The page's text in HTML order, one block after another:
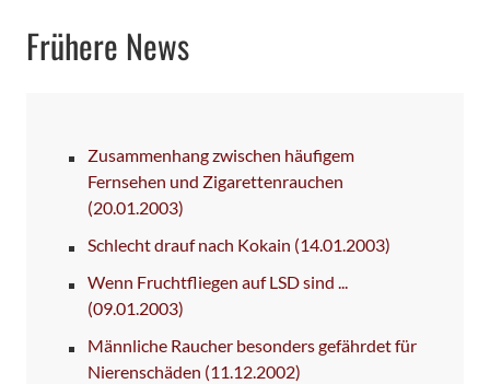
Frühere News
Zusammenhang zwischen häufigem
Fernsehen und Zigarettenrauchen
(20.01.2003)
Schlecht drauf nach Kokain (14.01.2003)
Wenn Fruchtfliegen auf LSD sind ...
(09.01.2003)
Männliche Raucher besonders gefährdet für
Nierenschäden (11.12.2002)